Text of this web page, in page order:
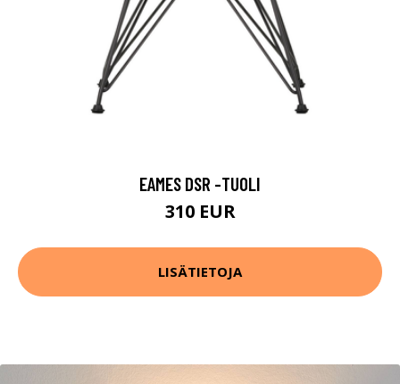
EAMES DSR -TUOLI
310 EUR
LISÄTIETOJA